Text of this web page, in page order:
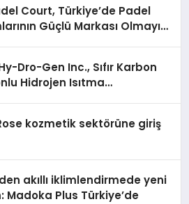
Court, Türkiye’de Padel
Güçlü Markası Olmayı
Dro-Gen Inc., Sıfır Karbon
Hidrojen Isıtma
kozmetik sektörüne giriş
akıllı iklimlendirmede yeni
Madoka Plus Türkiye’de